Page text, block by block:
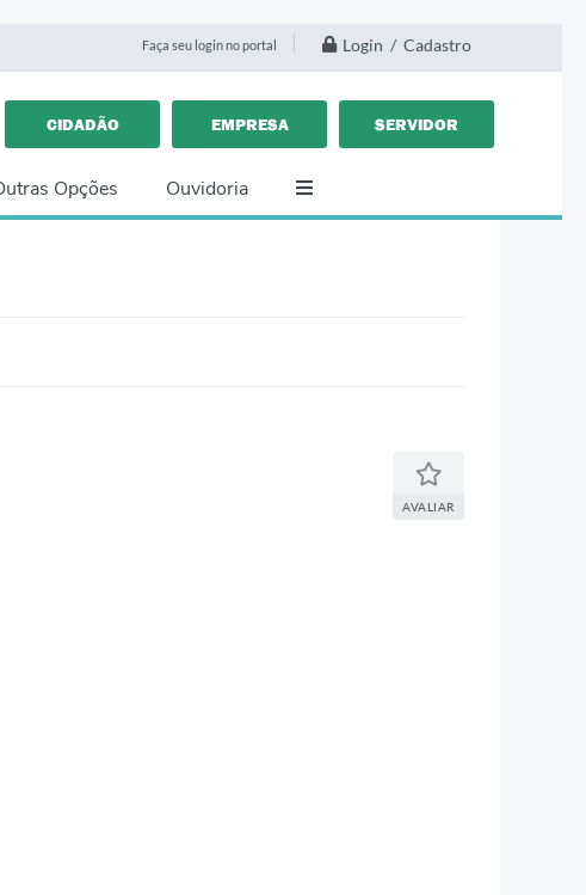
Faça seu login no portal Login / Cadastro
CIDADÃO EMPRESA SERVIDOR
Opções Ouvidoria
AVALIAR